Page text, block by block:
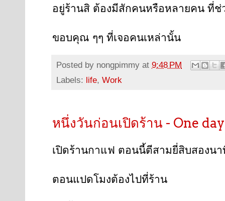
อยู่ร้านสิ ต้องมีสักคนหรือหลายคน ที่ช่
ขอบคุณ ๆๆ ที่เจอคนเหล่านั้น
Posted by nongpimmy at 9:48 PM
Labels: life, Work
หนึ่งวันก่อนเปิดร้าน - One
เปิดร้านกาแฟ ตอนนี้ตีสามยี่สิบสองน
ตอนแปดโมงต้องไปที่ร้าน